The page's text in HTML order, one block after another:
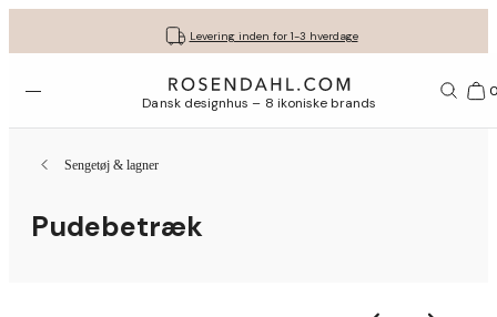
Levering inden for 1-3 hverdage
Fri fragt ved køb for min. 549 kr.
30 dages gratis retur*
Få dine gaver pakket flot ind
Vi er e-mærket
Åbn menuen Dansk designhus – 8 ikoniske brands
Sengetøj & lagner
Pudebetræk